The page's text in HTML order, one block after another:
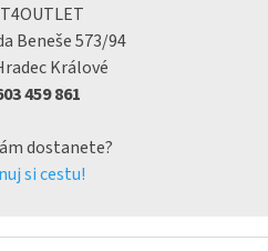
Beneše 573/94
Králové
459 861
dostanete?
si cestu!